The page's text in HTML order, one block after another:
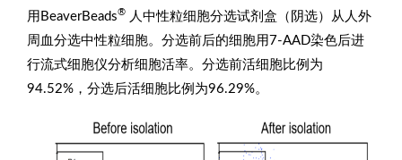
用BeaverBeads®
人中性粒细胞分选试剂盒（阴选）从人外
周血分选中性粒细胞。分选前后的细胞用7-AAD染色后进
行流式细胞仪分析细胞活率。分选前活细胞比例为
94.52%，分选后活细胞比例为96.29%。